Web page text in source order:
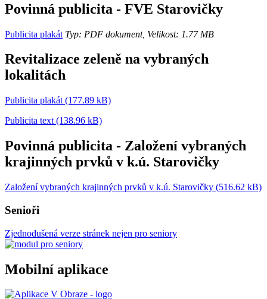
Povinná publicita - FVE Starovičky
Publicita plakát Typ: PDF dokument, Velikost: 1.77 MB
Revitalizace zeleně na vybraných
lokalitách
Publicita plakát (177.89 kB)
Publicita text (138.96 kB)
Povinná publicita - Založení vybraných
krajinných prvků v k.ú. Starovičky
Založení vybraných krajinných prvků v k.ú. Starovičky (516.62 kB)
Senioři
Zjednodušená verze stránek nejen pro seniory
Mobilní aplikace